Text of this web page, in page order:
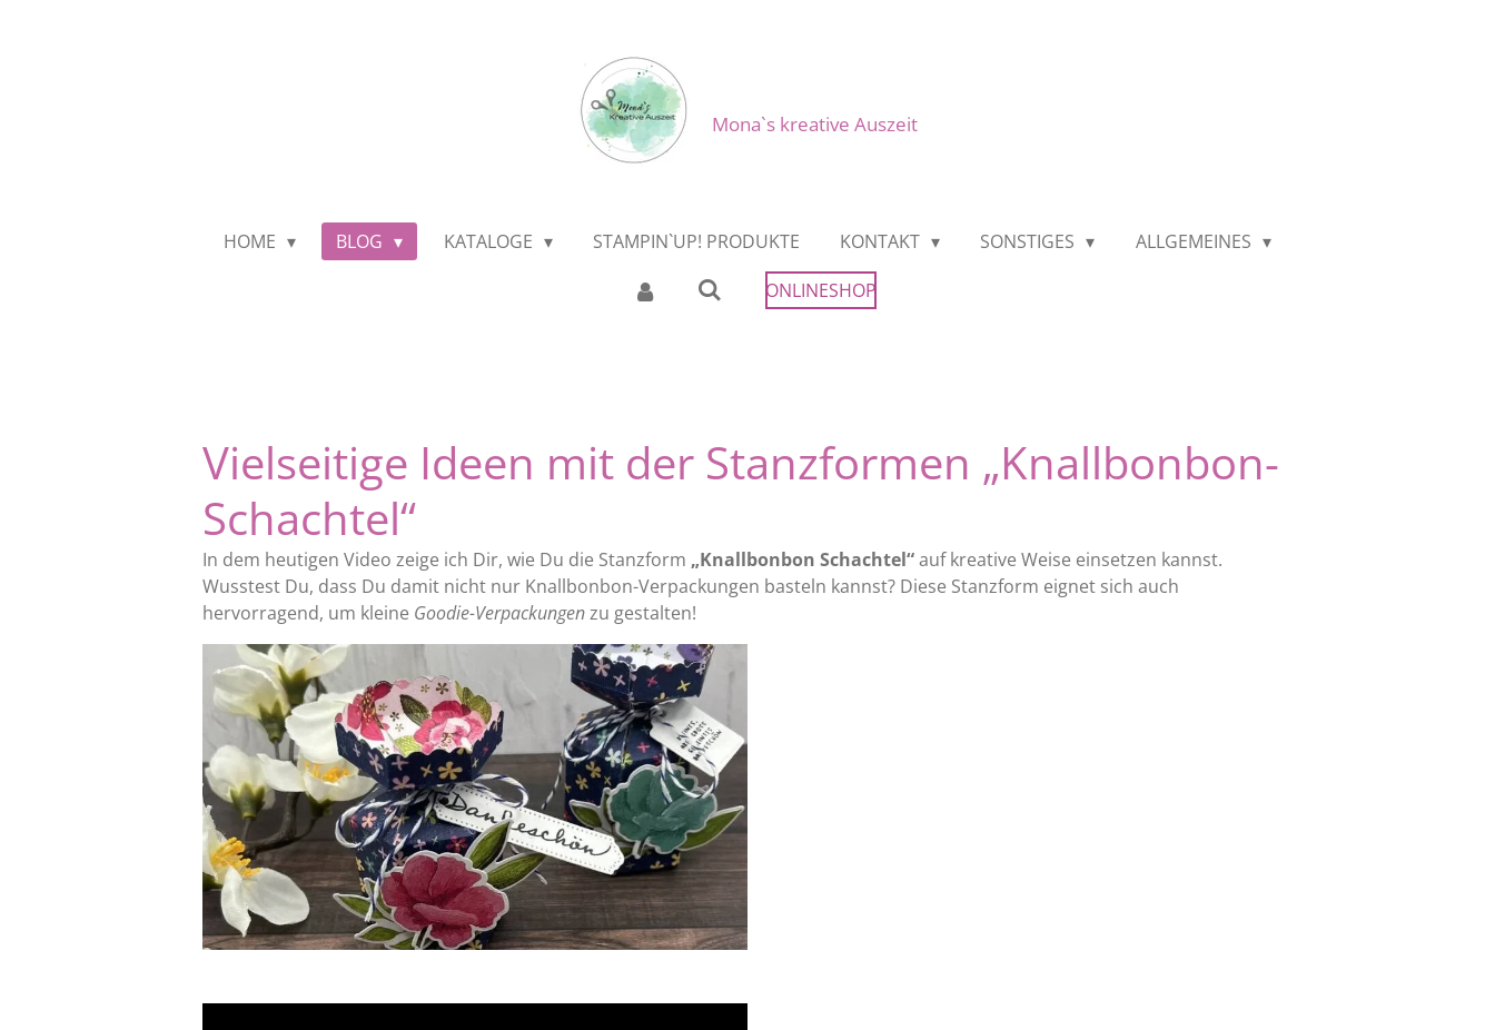
Mona`s kreative Auszeit
HOME BLOG KATALOGE STAMPIN`UP! PRODUKTE KONTAKT SONSTIGES
ALLGEMEINES
ONLINESHOP
Vielseitige Ideen mit der Stanzformen „Knallbonbon-
Schachtel“
In dem heutigen Video zeige ich Dir, wie Du die Stanzform „Knallbonbon Schachtel“auf kreative Weise einsetzen kannst.
Wusstest Du, dass Du damit nicht nur Knallbonbon-Verpackungen basteln kannst? Diese Stanzform eignet sich auch
hervorragend, um kleine Goodie-Verpackungenzu gestalten!